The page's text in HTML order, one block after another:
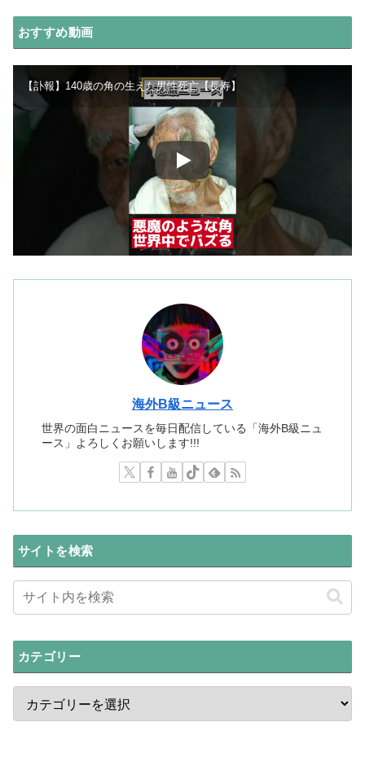
おすすめ動画
【訃報】140歳の角の生えた男性死亡【長寿】
海外B級ニュース
世界の面白ニュースを毎日配信している「海外B級ニュ
ース」よろしくお願いします!!!
サイトを検索
カテゴリー